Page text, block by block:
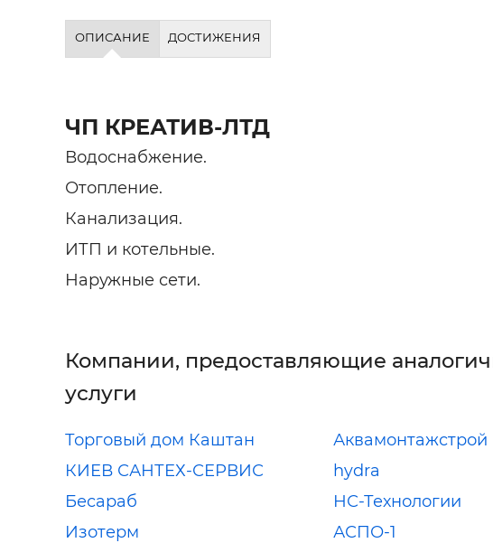
ОПИСАНИЕ ДОСТИЖЕНИЯ
ЧП КРЕАТИВ-ЛТД
Водоснабжение.
Отопление.
Канализация.
ИТП и котельные.
Наружные сети.
Компании, предоставляющие
услуги
Торговый дом Каштан
Аквамонтажстрой
КИЕВ САНТЕХ-СЕРВИС
hydra
Бесараб
НС-Технологии
Изотерм
АСПО-1